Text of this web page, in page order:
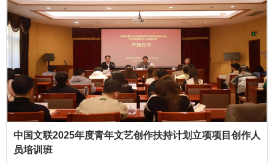
中国文联2025年度青年文艺创作扶持计划立项项目创作人
员培训班